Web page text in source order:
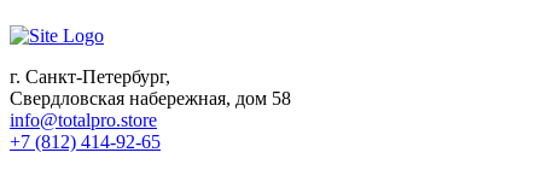
г. Санкт-Петербург,
Свердловская набережная, дом 58
info@totalpro.store
+7 (812) 414-92-65